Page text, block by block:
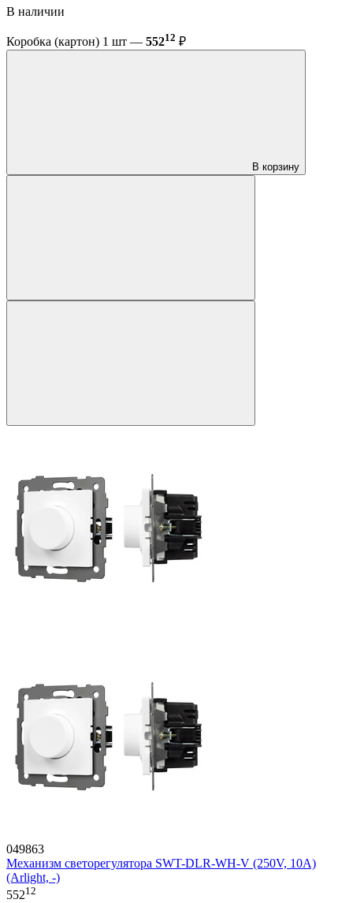
В наличии
Коробка (картон) 1 шт — 55212 ₽
В корзину
049863
Механизм светорегулятора SWT-DLR-WH-V (250V, 10A)
(Arlight, -)
55212